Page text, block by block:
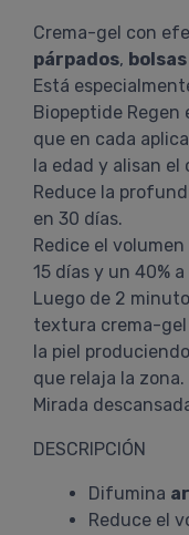
Crema-gel con
párpados,
Está
Biopeptide
que en cada
la edad y alisan el
Reduce la
en 30 días.
Redice el
15 días y un 40%
Luego de 2
textura crema-
la piel
que relaja la zona.
Mirada
DESCRIPCIÓN
Difumina
Reduce el